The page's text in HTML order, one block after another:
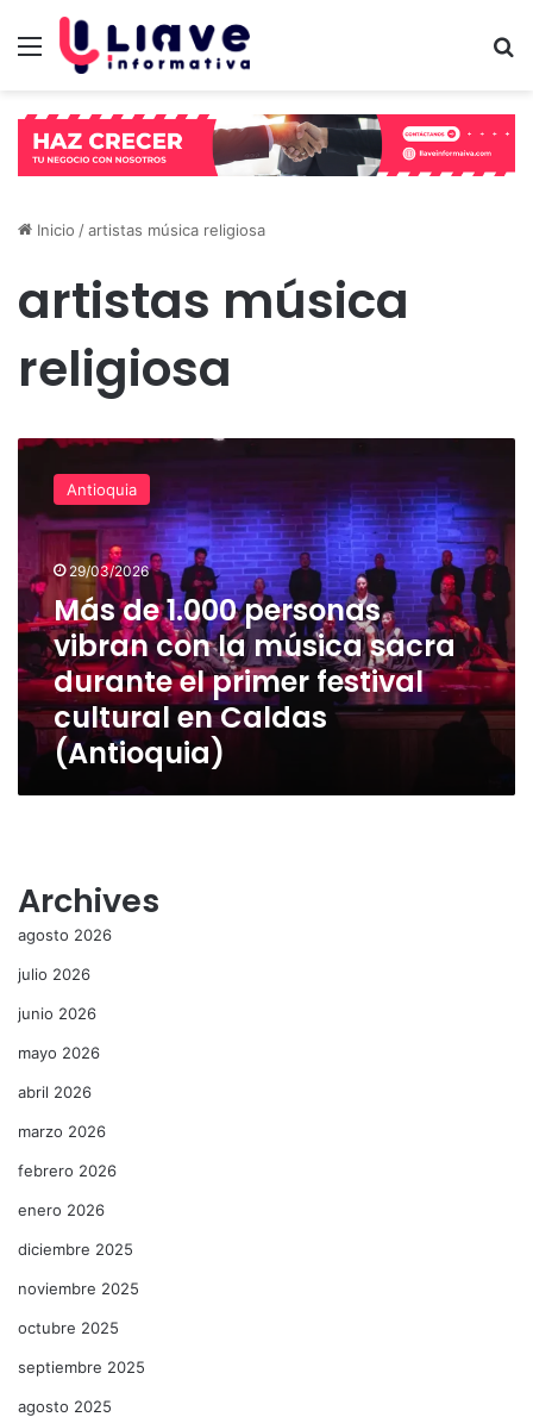
Menú
Inicio /artistas música religiosa
artistas música
religiosa
Más
1.000
personas
con
música
sacra
durante
el
primer
festival
cultural
en
Antioquia
29/03/2026
Más de 1.000 personas
vibran con la música sacra
durante el primer festival
cultural en Caldas
(Antioquia)
Archives
agosto 2026
julio 2026
junio 2026
mayo 2026
abril 2026
marzo 2026
febrero 2026
enero 2026
diciembre 2025
noviembre 2025
octubre 2025
septiembre 2025
agosto 2025